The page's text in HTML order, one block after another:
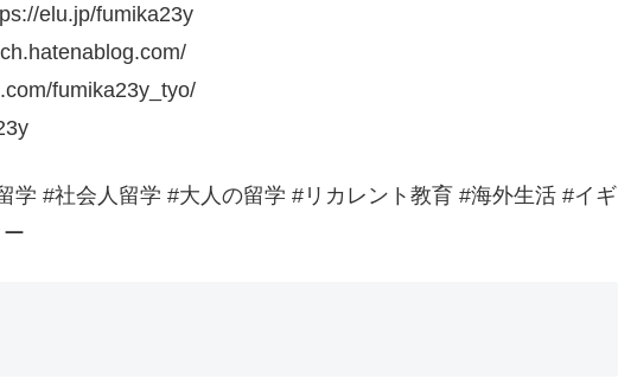
elu.jp/fumika23y
fumika23y_tyo/
学 #社会人留学 #大人の留学 #リカレント教育 #海外生活 #イギ